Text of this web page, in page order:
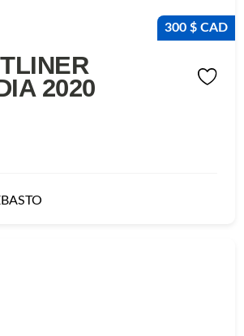
300 $ CAD
2020